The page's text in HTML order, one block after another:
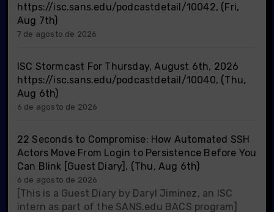
https://isc.sans.edu/podcastdetail/10042, (Fri,
Aug 7th)
7 de agosto de 2026
ISC Stormcast For Thursday, August 6th, 2026
https://isc.sans.edu/podcastdetail/10040, (Thu,
Aug 6th)
6 de agosto de 2026
22 Seconds to Compromise: How Automated SSH
Actors Move From Login to Persistence Before You
Can Blink [Guest Diary], (Thu, Aug 6th)
6 de agosto de 2026
[This is a Guest Diary by Daryl Jiminez, an ISC
intern as part of the SANS.edu BACS program]